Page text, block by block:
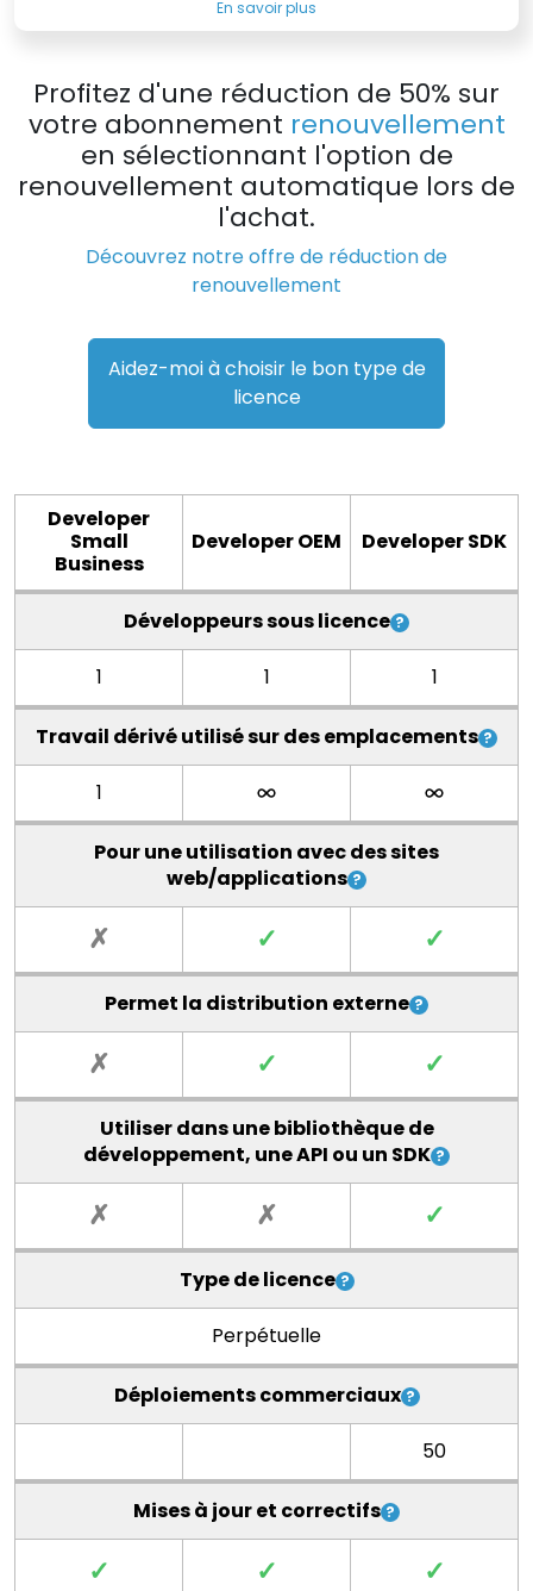
En savoir plus
Profitez d'une réduction de 50% sur
votre abonnement renouvellement
en sélectionnant l'option de
renouvellement automatique lors de
l'achat.
Découvrez notre offre de réduction de
renouvellement
Aidez-moi à choisir le bon type de
licence
Developer
Small
Business
Developer OEM Developer SDK
Développeurs sous licence
1 1 1
Travail dérivé utilisé sur des emplacements
1
Pour une utilisation avec des sites
web/applications
✗ ✓ ✓
Permet la distribution externe
✗ ✓ ✓
Utiliser dans une bibliothèque de
développement, une API ou un SDK
✗ ✗ ✓
Type de licence
Perpétuelle
Déploiements commerciaux
50
Mises à jour et correctifs
✓ ✓ ✓